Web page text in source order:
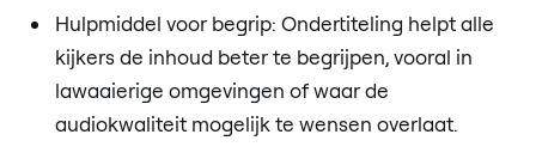
Hulpmiddel voor begrip: Ondertiteling helpt alle
kijkers de inhoud beter te begrijpen, vooral in
lawaaierige omgevingen of waar de
audiokwaliteit mogelijk te wensen overlaat.